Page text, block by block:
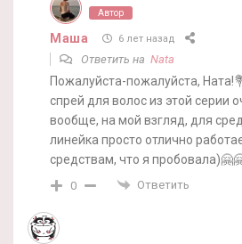
Автор
Маша 6 лет назад
Ответить на Nata
Пожалуйста-пожалуйста,
спрей для волос из этой серии
вообще, на мой взгляд, для
линейка просто отлично
средствам, что я
0 Ответить